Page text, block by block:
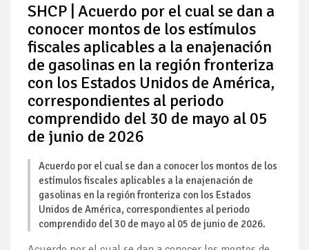
Petróleo continúa su descenso en el mercado internacional
SHCP | Acuerdo por el cual se dan a
conocer montos de los estímulos
fiscales aplicables a la enajenación
de gasolinas en la región fronteriza
con los Estados Unidos de América,
correspondientes al periodo
comprendido del 30 de mayo al 05
de junio de 2026
Acuerdo por el cual se dan a conocer los montos de los
estímulos fiscales aplicables a la enajenación de
gasolinas en la región fronteriza con los Estados
Unidos de América, correspondientes al periodo
comprendido del 30 de mayo al 05 de junio de 2026.